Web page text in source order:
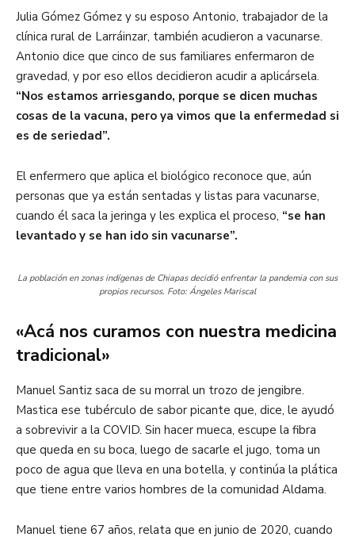
Julia Gómez Gómez y su esposo Antonio, trabajador de la
clínica rural de Larráinzar, también acudieron a vacunarse.
Antonio dice que cinco de sus familiares enfermaron de
gravedad, y por eso ellos decidieron acudir a aplicársela.
“Nos estamos arriesgando, porque se dicen muchas
cosas de la vacuna, pero ya vimos que la enfermedad si
es de seriedad”.
El enfermero que aplica el biológico reconoce que, aún
personas que ya están sentadas y listas para vacunarse,
cuando él saca la jeringa y les explica el proceso, “se han
levantado y se han ido sin vacunarse”.
La población en zonas indígenas de Chiapas decidió enfrentar la pandemia con sus
propios recursos. Foto: Ángeles Mariscal
«Acá nos curamos con nuestra medicina
tradicional»
Manuel Santiz saca de su morral un trozo de jengibre.
Mastica ese tubérculo de sabor picante que, dice, le ayudó
a sobrevivir a la COVID. Sin hacer mueca, escupe la fibra
que queda en su boca, luego de sacarle el jugo, toma un
poco de agua que lleva en una botella, y continúa la plática
que tiene entre varios hombres de la comunidad Aldama.
Manuel tiene 67 años, relata que en junio de 2020, cuando